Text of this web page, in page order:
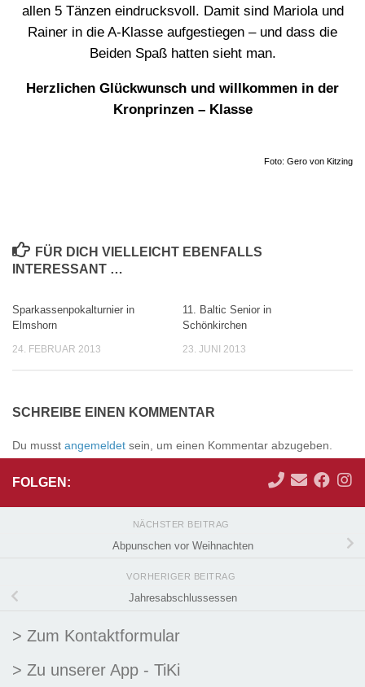
allen 5 Tänzen eindrucksvoll. Damit sind Mariola und
Rainer in die A-Klasse aufgestiegen – und dass die
Beiden Spaß hatten sieht man.
Herzlichen Glückwunsch und willkommen in der
Kronprinzen – Klasse
Foto: Gero von Kitzing
FÜR DICH VIELLEICHT EBENFALLS
INTERESSANT …
Sparkassenpokalturnier in
Elmshorn
24. FEBRUAR 2013
11. Baltic Senior in
Schönkirchen
23. JUNI 2013
SCHREIBE EINEN KOMMENTAR
Du musst angemeldet sein, um einen Kommentar abzugeben.
FOLGEN:
NÄCHSTER BEITRAG
Abpunschen vor Weihnachten
VORHERIGER BEITRAG
Jahresabschlussessen
> Zum Kontaktformular
> Zu unserer App - TiKi